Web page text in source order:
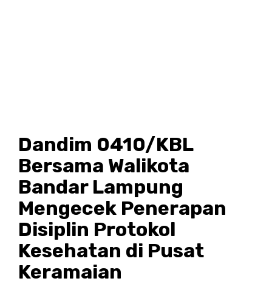
Dandim 0410/KBL
Bersama Walikota
Bandar Lampung
Mengecek Penerapan
Disiplin Protokol
Kesehatan di Pusat
Keramaian